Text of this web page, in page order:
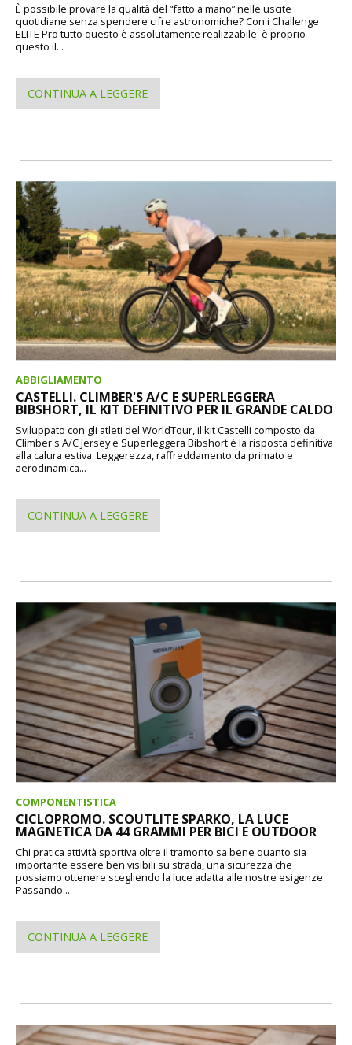
È possibile provare la qualità del “fatto a mano” nelle uscite
quotidiane senza spendere cifre astronomiche? Con i Challenge
ELITE Pro tutto questo è assolutamente realizzabile: è proprio
questo il...
CONTINUA A LEGGERE
ABBIGLIAMENTO
CASTELLI. CLIMBER'S A/C E SUPERLEGGERA
BIBSHORT, IL KIT DEFINITIVO PER IL GRANDE CALDO
Sviluppato con gli atleti del WorldTour, il kit Castelli composto da
Climber's A/C Jersey e Superleggera Bibshort è la risposta definitiva
alla calura estiva. Leggerezza, raffreddamento da primato e
aerodinamica...
CONTINUA A LEGGERE
COMPONENTISTICA
CICLOPROMO. SCOUTLITE SPARKO, LA LUCE
MAGNETICA DA 44 GRAMMI PER BICI E OUTDOOR
Chi pratica attività sportiva oltre il tramonto sa bene quanto sia
importante essere ben visibili su strada, una sicurezza che
possiamo ottenere scegliendo la luce adatta alle nostre esigenze.
Passando...
CONTINUA A LEGGERE